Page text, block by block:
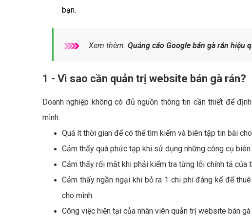
bạn.
Xem thêm: Quảng cáo Google bán gà rán hiệu
1 - Vì sao cần quản trị website bán gà rán?
Doanh nghiệp không có đủ nguồn thông tin cần thiết để
mình.
Quá ít thời gian để có thể tìm kiếm và biên tập tin bài
Cảm thấy quá phức tạp khi sử dụng những công cụ
Cảm thấy rối mắt khi phải kiểm tra từng lỗi chính tả
Cảm thấy ngần ngại khi bỏ ra 1 chi phí đáng kể để
cho mình.
Công việc hiện tại của nhân viên quản trị website bán